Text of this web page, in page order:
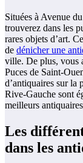
Situées à Avenue
trouverez dans les
rares objets d’art.
de dénicher une
ville. De plus, vous
Puces de Saint-
d’antiquaires sur la
Rive-Gauche sont
meilleurs
Les
dans les